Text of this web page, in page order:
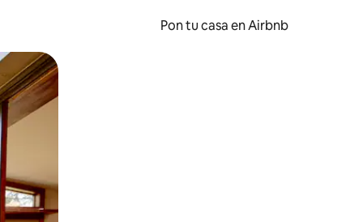
Pon tu casa en Airbnb